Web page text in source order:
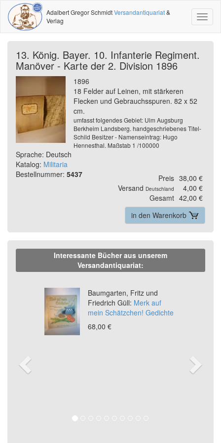
Adalbert Gregor SchmidtVersandantiquariat&
Verlag
13. König. Bayer. 10. Infanterie Regiment.
Manöver - Karte der 2. Division 1896
1896
18 Felder auf Leinen, mit stärkeren
Flecken und Gebrauchsspuren. 82 x 52
cm.
umfasst folgendes Gebiet: Ulm Augsburg
Berkheim Landsberg. handgeschriebenes Titel-
Schild Besitzer - Namenseintrag: Hugo
Hennesthal. Maßstab 1 /100000
Sprache: Deutsch
Katalog: Militaria
Bestellnummer: 5437 Preis 38,00 €
Versand Deutschland
4,00 €
Gesamt 42,00 €
in den Warenkorb
Interessante Bücher aus unserem
Versandantiquariat:
Baumgarten, Fritz und
Friedrich Güll: Merk auf
mein Schätzchen! Gedichte
68,00 €
Previous